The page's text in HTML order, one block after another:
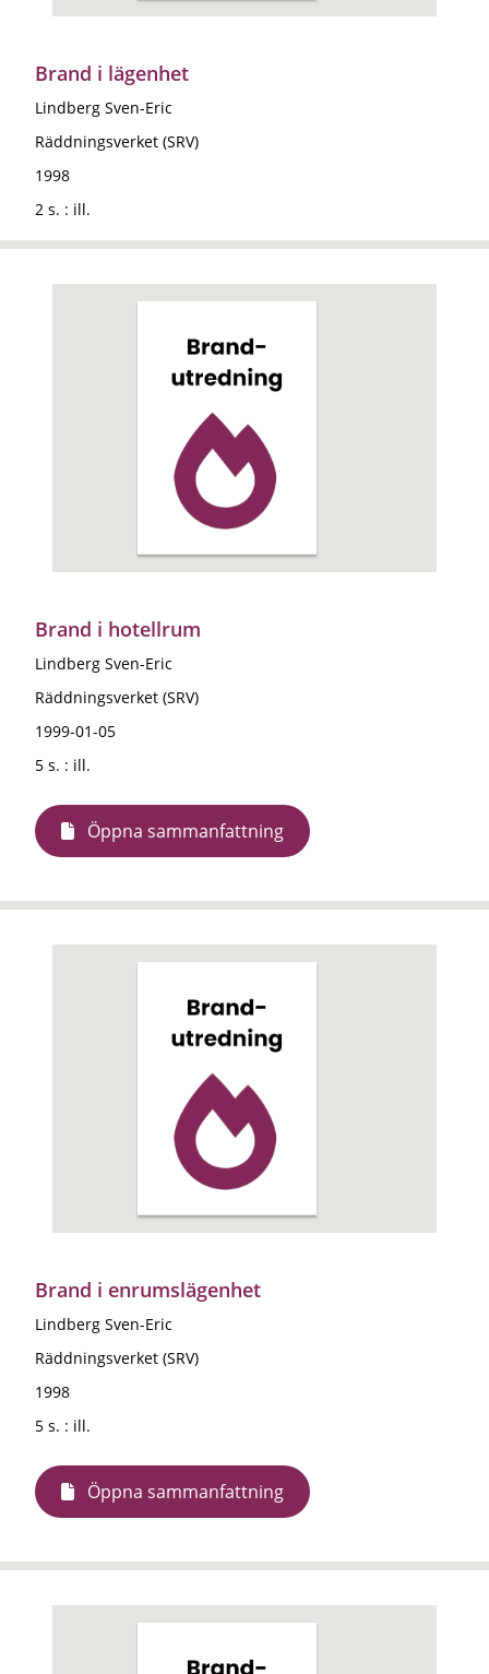
Brand i lägenhet
Lindberg Sven-Eric
Räddningsverket (SRV)
1998
2 s. : ill.
Brand i hotellrum
Lindberg Sven-Eric
Räddningsverket (SRV)
1999-01-05
5 s. : ill.
Öppna sammanfattning
Brand i enrumslägenhet
Lindberg Sven-Eric
Räddningsverket (SRV)
1998
5 s. : ill.
Öppna sammanfattning